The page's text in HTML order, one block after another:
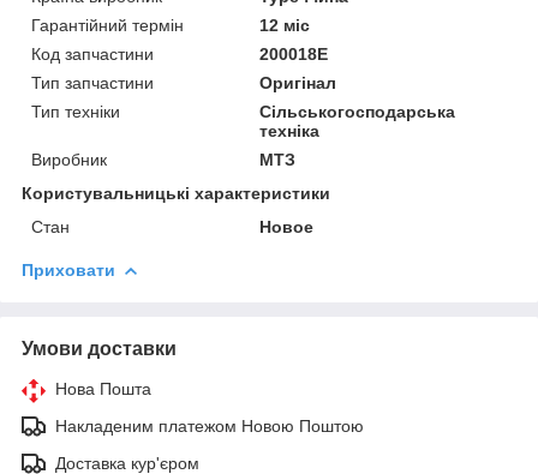
Гарантійний термін
12 міс
Код запчастини
200018Е
Тип запчастини
Оригінал
Тип техніки
Сільськогосподарська
техніка
Виробник
МТЗ
Користувальницькі характеристики
Стан
Hовое
Приховати
Умови доставки
Нова Пошта
Накладеним платежом Новою Поштою
Доставка кур'єром